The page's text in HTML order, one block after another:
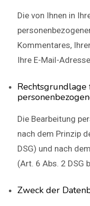
Die von Ihnen in
Kommentares,
Ihre E-Mail-
Die Bearbeitung
nach dem Prinzip
DSG) und nach
(Art. 6 Abs. 2 DSG
Zweck der